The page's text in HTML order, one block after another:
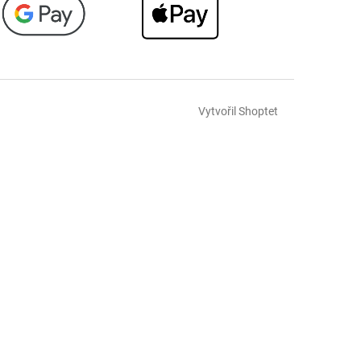
Vytvořil Shoptet